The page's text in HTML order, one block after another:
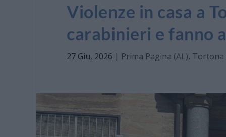
Violenze in casa a
carabinieri e fanno
27 Giu, 2026 | Prima Pagina (AL), Tortona